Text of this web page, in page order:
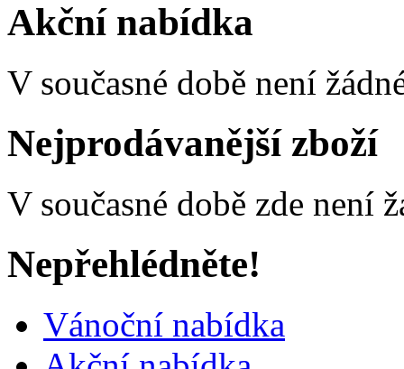
Akční nabídka
V současné době není
Nejprodávanější zboží
V současné době zde není
Nepřehlédněte!
Vánoční nabídka